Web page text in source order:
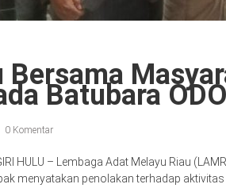
Bersama
Batubara
0 Komentar
HULU – Lembaga Adat Melayu Riau
menyatakan penolakan terhadap